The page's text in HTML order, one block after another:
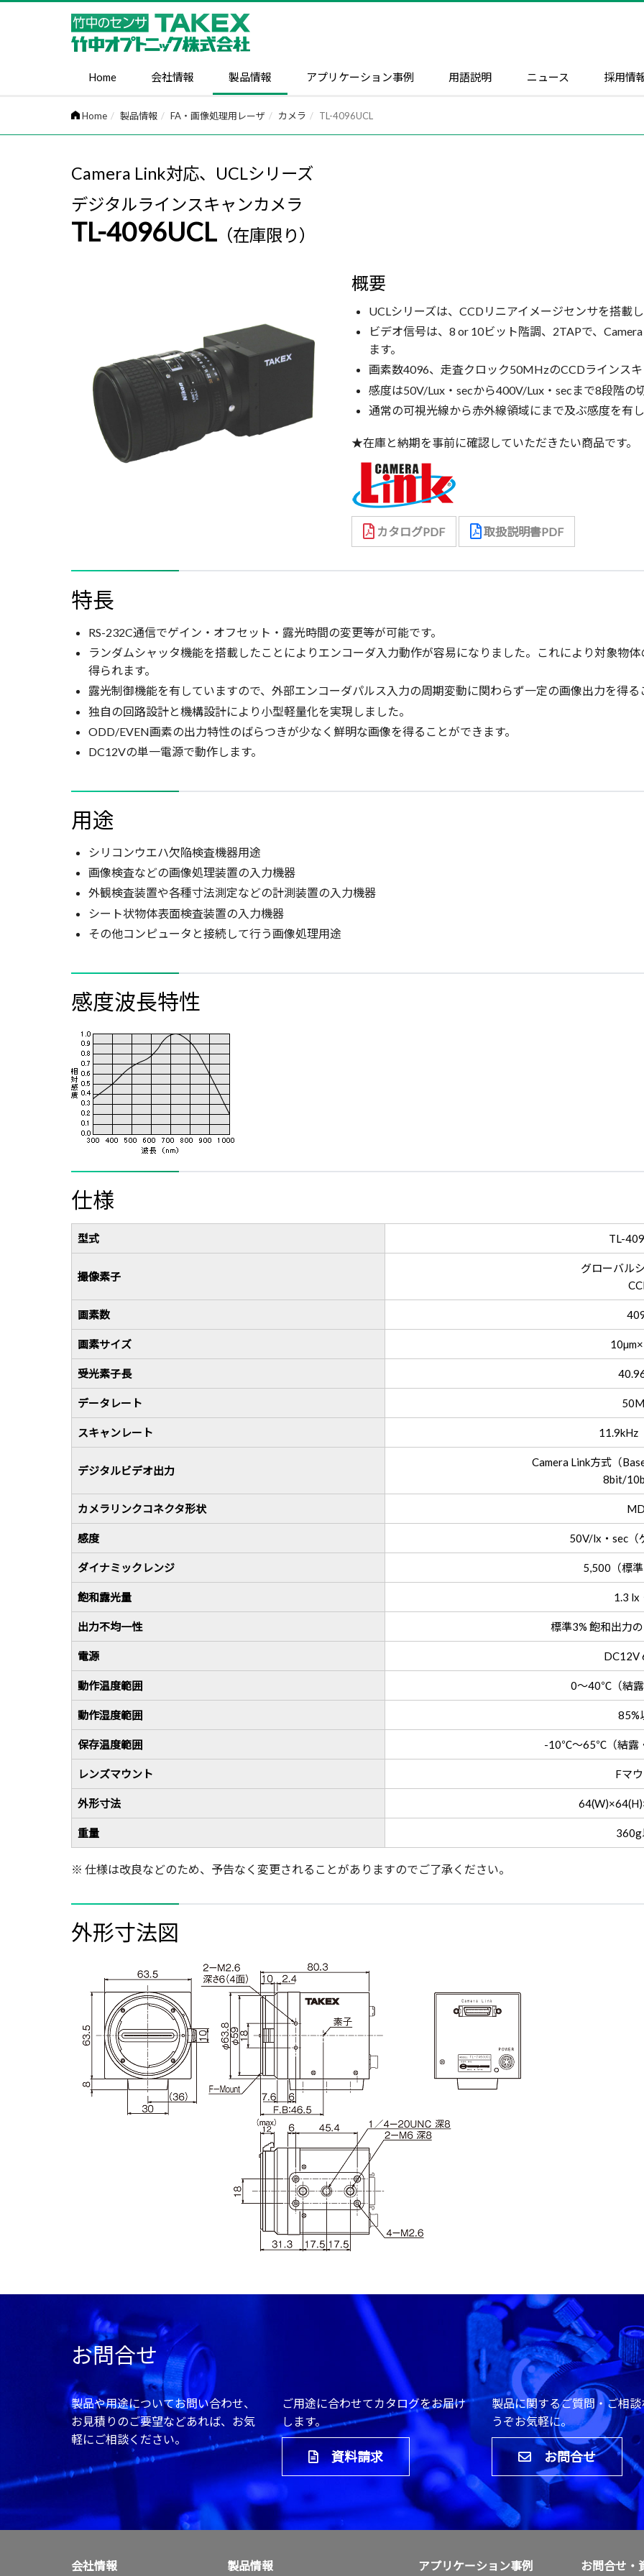
Home 会社情報 製品情報 アプリケーション事例 用語説明 ニュース 採用情
Home 製品情報 FA・画像処理用レーザ カメラ TL-4096UCL
Camera Link対応、UCLシリーズ
デジタルラインスキャンカメラ
TL-4096UCL（在庫限り）
概要
UCLシリーズは、CCDリニアイメージセンサを搭載
ビデオ信号は、8 or 10ビット階調、2TAPで、
ます。
画素数4096、走査クロック50MHzのCCDラインスキ
感度は50V/Lux・secから400V/Lux・secまで8段階の
通常の可視光線から赤外線領域にまで及ぶ感度を有し
★在庫と納期を事前に確認していただきたい商品です。
カタログPDF 取扱説明書PDF
特長
RS-232C通信でゲイン・オフセット・露光時間の変更等が可能です。
ランダムシャッタ機能を搭載したことによりエンコーダ入力動作が容易になりました。これにより対象物
得られます。
露光制御機能を有していますので、外部エンコーダパルス入力の周期変動に関わらず一定の画像出力を得る
独自の回路設計と機構設計により小型軽量化を実現しました。
ODD/EVEN画素の出力特性のばらつきが少なく鮮明な画像を得ることができます。
DC12Vの単一電源で動作します。
用途
シリコンウエハ欠陥検査機器用途
画像検査などの画像処理装置の入力機器
外観検査装置や各種寸法測定などの計測装置の入力機器
シート状物体表面検査装置の入力機器
その他コンピュータと接続して行う画像処理用途
感度波長特性
仕様
型式 TL-
撮像素子
グローバル
画素数
画素サイズ
受光素子長
データレート
スキャンレート 11.9kHz
デジタルビデオ出力
Camera Link方式（
8bit/
カメラリンクコネクタ形状
感度 50V/lx・sec（
ダイナミックレンジ 5,500（標準
飽和露光量 1.3 lx
出力不均一性 標準3% 飽和出力
電源 DC12V
動作温度範囲 0～40℃（結露
動作湿度範囲 85%
保存温度範囲 -10℃～65℃（結露
レンズマウント Fマ
外形寸法
重量 360g
※ 仕様は改良などのため、予告なく変更されることがありますのでご了承ください。
外形寸法図
お問合せ
製品や用途についてお問い合わせ、
お見積りのご要望などあれば、お気
軽にご相談ください。
ご用途に合わせてカタログをお届け
します。
資料請求
製品に関するご質問・ご相談
うぞお気軽に。
お問合せ
会社情報 製品情報 アプリケーション事例 お問合せ・